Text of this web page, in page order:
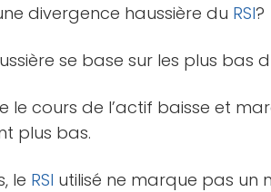
divergence haussière du RSI?
se base sur les plus bas
le cours de l’actif baisse et
plus bas.
le RSI utilisé ne marque pas